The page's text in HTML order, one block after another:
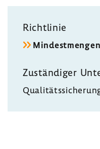
Richt­linie
Zustän­diger